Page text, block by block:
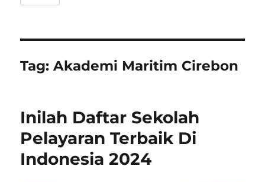
Tag:Akademi Maritim Cirebon
Inilah Daftar Sekolah
Pelayaran Terbaik Di
Indonesia 2024